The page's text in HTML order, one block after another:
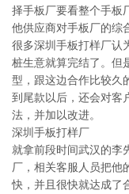
择手板厂要看整个手板
他供应商对手板厂的综
很多深圳手板打样厂认
桩生意就算完结了。但
型，跟这边合作比较久
到尾款以后，还会对客
法，并加以改进。
深圳手板打样厂
就拿前段时间武汉的李
厂，相关客服人员把他
快，并且很快就达成了